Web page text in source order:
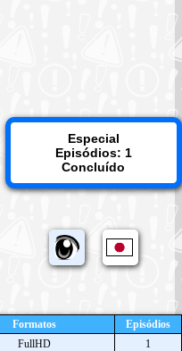
Especial
Episódios: 1
Concluído
Formatos
Episódios
FullHD 1